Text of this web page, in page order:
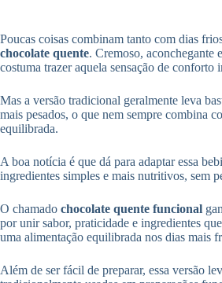
Poucas coisas combinam tanto com dias
chocolate quente. Cremoso, aconchegante
costuma trazer aquela sensação de conforto
Mas a versão tradicional geralmente leva
mais pesados, o que nem sempre combina
equilibrada.
A boa notícia é que dá para adaptar essa
ingredientes simples e mais nutritivos, sem
O chamado chocolate quente funcional
por unir sabor, praticidade e ingredientes
uma alimentação equilibrada nos dias mais
Além de ser fácil de preparar, essa versão